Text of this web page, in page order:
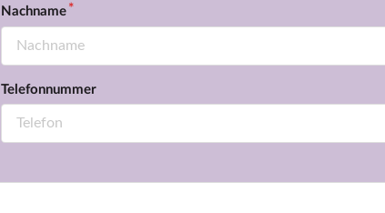
Nachname
Telefonnummer